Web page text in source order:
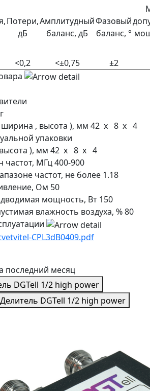
Потери,
дБ
Амплитудный
баланс, дБ
Фазовый
баланс, °
<0,2 <±0,75 ±2
, высота ), мм 42 x 8 x 4
упаковки
), мм 42 x 8 x 4
частот, МГц400-900
частот, не более 1.18
Ом 50
мощность, Вт 150
влажность воздуха, %80
CPL3dB0409.pdf
последний месяц